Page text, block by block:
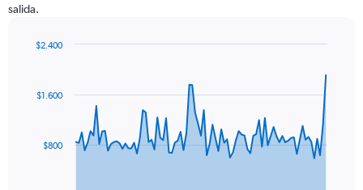
salida.
data
The$800
$1.600
$2.400